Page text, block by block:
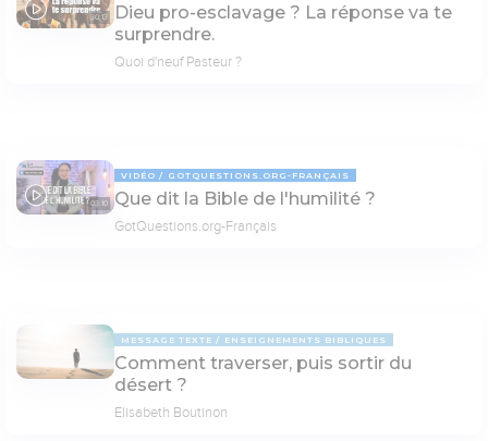
30:13
Dieu pro-esclavage ? La réponse va te
surprendre.
Quoi d'neuf Pasteur ?
03:10
VIDÉO GOTQUESTIONS.ORG-FRANÇAIS
Que dit la Bible de l'humilité ?
GotQuestions.org-Français
MESSAGE TEXTE ENSEIGNEMENTS BIBLIQUES
Comment traverser, puis sortir du
désert ?
Elisabeth Boutinon